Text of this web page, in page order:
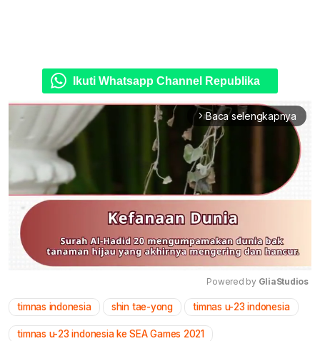
Ikuti Whatsapp Channel Republika
arrow_forward_ios Baca selengkapnya
Mute
Powered by GliaStudios
timnas indonesia shin tae-yong timnas u-23 indonesia
timnas u-23 indonesia ke SEA Games 2021